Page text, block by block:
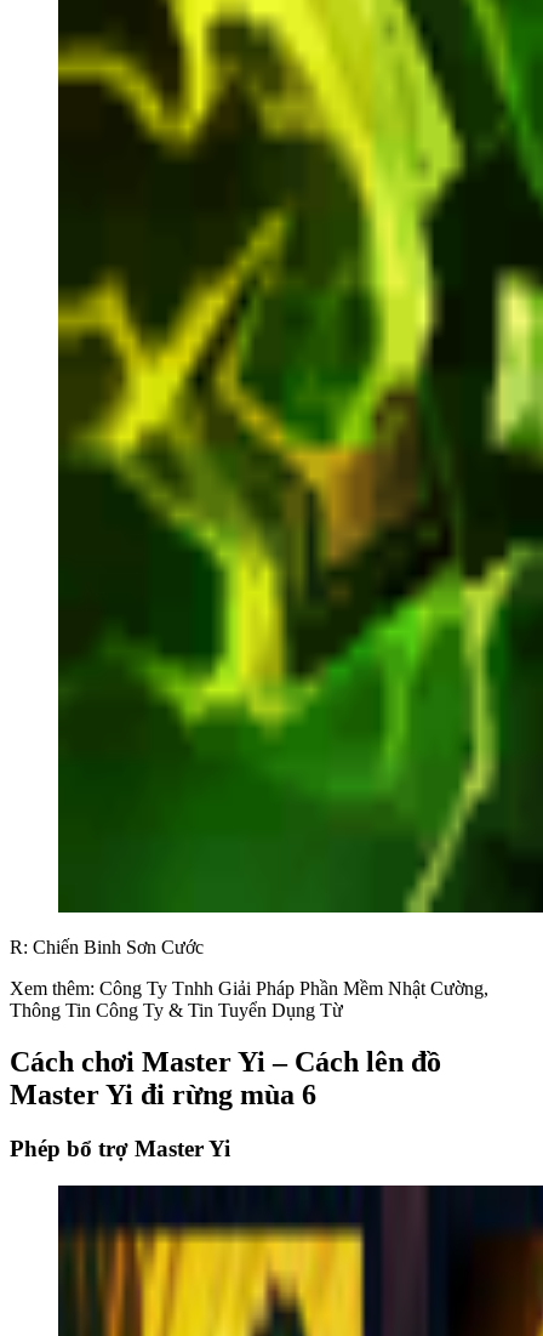
R: Chiến Binh Sơn Cước
Xem thêm: Công Ty Tnhh Giải Pháp Phần Mềm Nhật Cường,
Thông Tin Công Ty & Tin Tuyển Dụng Từ
Cách chơi Master Yi – Cách lên đồ
Master Yi đi rừng mùa 6
Phép bổ trợ Master Yi